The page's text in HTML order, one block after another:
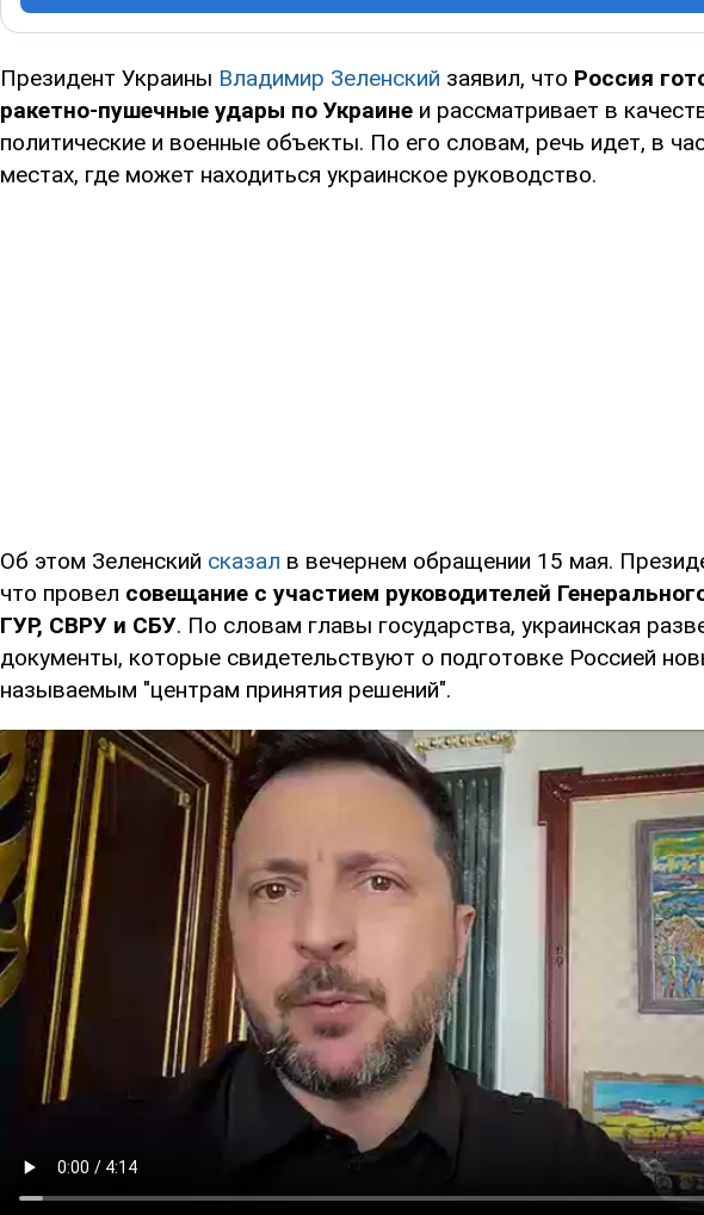
Президент Украины Владимир Зеленский заявил, что Россия
ракетно-пушечные удары по Украине и рассматривает в
политические и военные объекты. По его словам, речь идет, в
местах, где может находиться украинское руководство.
Об этом Зеленский сказал в вечернем обращении 15 мая.
что провел совещание с участием руководителей
ГУР, СВРУ и СБУ. По словам главы государства, украинская
документы, которые свидетельствуют о подготовке Россией
называемым "центрам принятия решений".